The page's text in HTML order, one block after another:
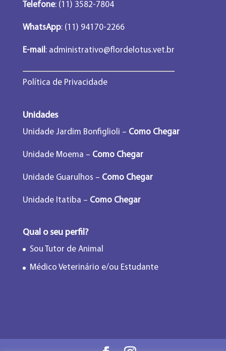
Telefone: (11) 3582-7804
WhatsApp: (11) 94170-2266
E-mail :administrativo@flordelotus.vet.br
Política de Privacidade
Unidades
Unidade Jardim Bonfiglioli – Como Chegar
Unidade Moema – Como Chegar
Unidade Guarulhos – Como Chegar
Unidade Itatiba – Como Chegar
Qual o seu perfil?
Sou Tutor de Animal
Médico Veterinário e/ou Estudante